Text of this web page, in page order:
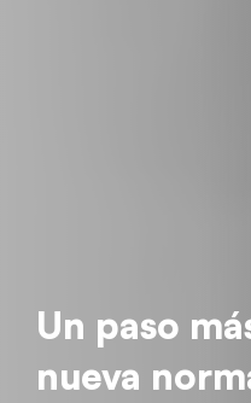
Un paso
nueva